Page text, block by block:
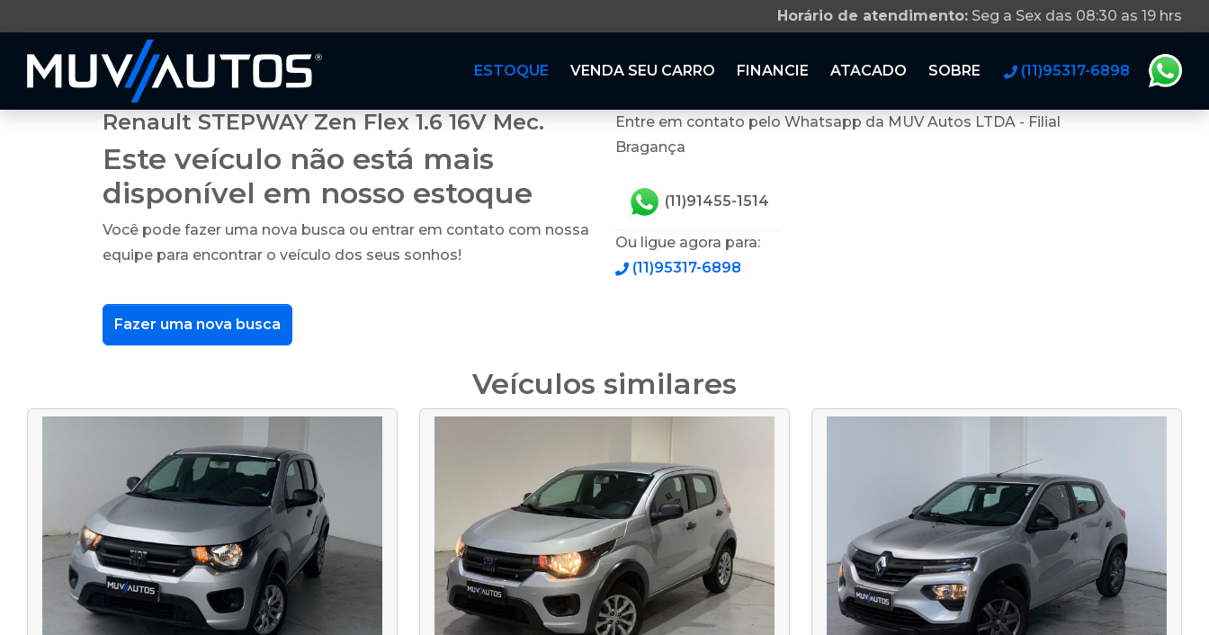
Horário de atendimento: Seg a Sex das 08:30 as 19 hrs
ESTOQUE VENDA SEU CARRO FINANCIE ATACADO SOBRE (11)95317-6898
Renault STEPWAY Zen Flex 1.6 16V Mec.
Este veículo não está mais
disponível em nosso estoque
Você pode fazer uma nova busca ou entrar em contato com nossa
equipe para encontrar o veículo dos seus sonhos!
Fazer uma nova busca
Entre em contato pelo Whatsapp da MUV Autos LTDA - Filial
Bragança
(11)91455-1514
Ou ligue agora para:
(11)95317-6898
Veículos similares